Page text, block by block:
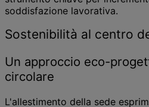
soddisfazione lavorativa.
Sostenibilità al centro
Un approccio eco-
circolare
L'allestimento della sede